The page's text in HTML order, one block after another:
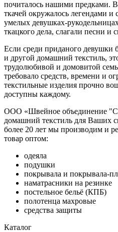
почиталось нашими предками.
ткачей окружалось легендами
умелых девушках-
ткацкого дела, слагали песни и
Если среди приданого девушки
и другой домашний текстиль,
трудолюбивой и домовитой
требовало средств, времени и
текстильные изделия прочно
доступны каждому.
ООО «Швейное объединение
домашний текстиль для Ваших
более 20 лет мы производим и
товар оптом:
одеяла
подушки
покрывала и покрывала-
наматрасники на резинке
постельное бельё (КПБ)
полотенца махровые
средства защиты
Каталог